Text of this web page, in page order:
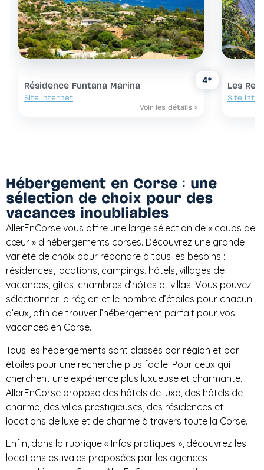
4*
Résidence Funtana Marina
Site internet
Voir les détails >
Les
Site
Hébergement en Corse : une
sélection de choix pour des
vacances inoubliables
AllerEnCorse vous offre une large sélection de « coups de
cœur » d’hébergements corses. Découvrez une grande
variété de choix pour répondre à tous les besoins :
résidences, locations, campings, hôtels, villages de
vacances, gîtes, chambres d’hôtes et villas. Vous pouvez
sélectionner la région et le nombre d’étoiles pour chacun
d’eux, afin de trouver l’hébergement parfait pour vos
vacances en Corse.
Tous les hébergements sont classés par région et par
étoiles pour une recherche plus facile. Pour ceux qui
cherchent une expérience plus luxueuse et charmante,
AllerEnCorse propose des hôtels de luxe, des hôtels de
charme, des villas prestigieuses, des résidences et
locations de luxe et de charme à travers toute la Corse.
Enfin, dans la rubrique « Infos pratiques », découvrez les
locations estivales proposées par les agences